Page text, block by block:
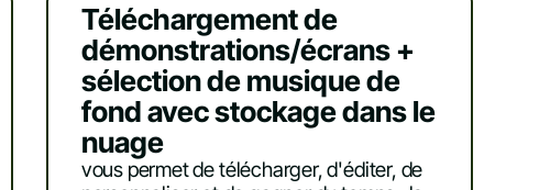
Téléchargement de
démonstrations/écrans +
sélection de musique de
fond avec stockage dans le
nuage
vous permet de télécharger, d'éditer, de